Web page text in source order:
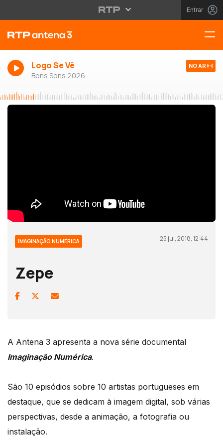
Entrar
Logo Se Vê
Bons Sons 2026
NO AR
IMAGINAÇÃO NUMÉRICA 25 jul, 2018, 12:44
Zepe
A Antena 3 apresenta a nova série documental
Imaginação Numérica.
São 10 episódios sobre 10 artistas portugueses em
destaque, que se dedicam à imagem digital, sob várias
perspectivas, desde a animação, a fotografia ou
instalação.